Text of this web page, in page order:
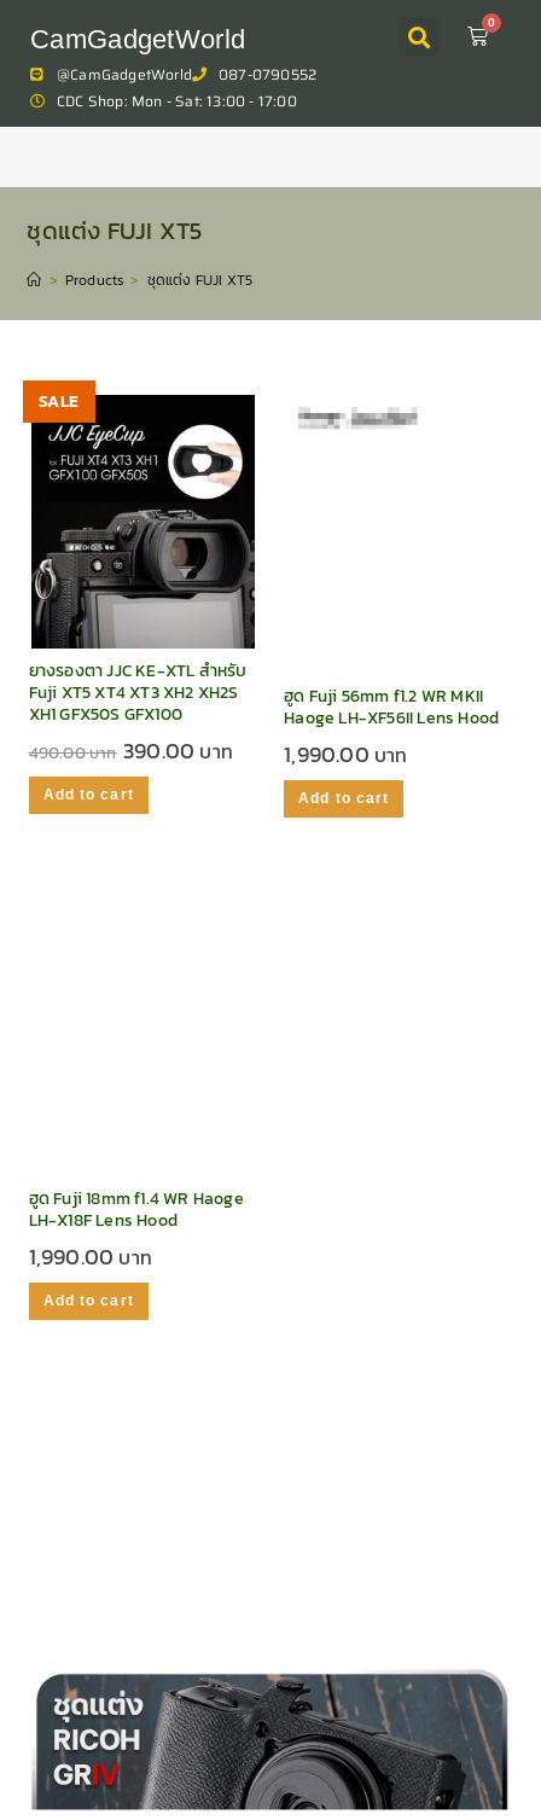
CamGadgetWorld
0
@CamGadgetWorld
087-0790552
CDC Shop: Mon - Sat: 13:00 - 17:00
ชุดแต่ง FUJI XT5
> Products > ชุดแต่ง FUJI XT5
SALE
ยางรองตา JJC KE-XTL สำหรับ
Fuji XT5 XT4 XT3 XH2 XH2S
XH1 GFX50S GFX100
490.00
390.00
Add to cart
ฮูด Fuji 56mm f1.2 WR MKII
Haoge LH-XF56II Lens Hood
1,990.00
Add to cart
ฮูด Fuji 18mm f1.4 WR Haoge
LH-X18F Lens Hood
1,990.00
Add to cart